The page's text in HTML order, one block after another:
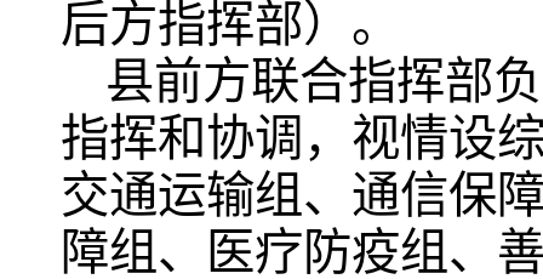
后方指挥部）。
县前方联合指挥部
指挥和协调，视情设
交通运输组、通信保
障组、医疗防疫组、